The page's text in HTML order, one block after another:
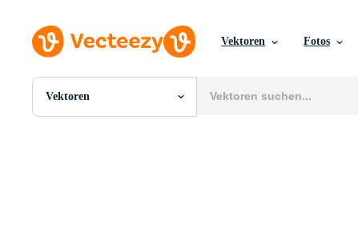
Vektoren Fotos
Vektoren
Alle Bilder